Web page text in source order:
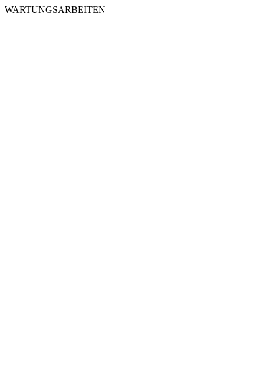
WARTUNGSARBEITEN